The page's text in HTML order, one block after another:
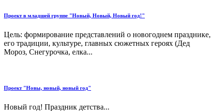
Проект в младшей группе "Новый, Новый, Новый год!"
Цель: формирование представлений о новогоднем празднике,
его традиции, культуре, главных сюжетных героях (Дед
Мороз, Снегурочка, елка...
Проект "Новы, новый, новый год"
Новый год! Праздник детства...